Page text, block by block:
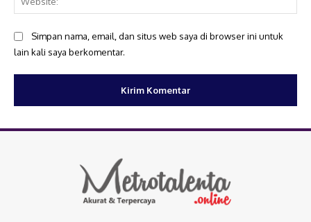
Simpan nama, email, dan situs web saya di browser ini untuk
lain kali saya berkomentar.